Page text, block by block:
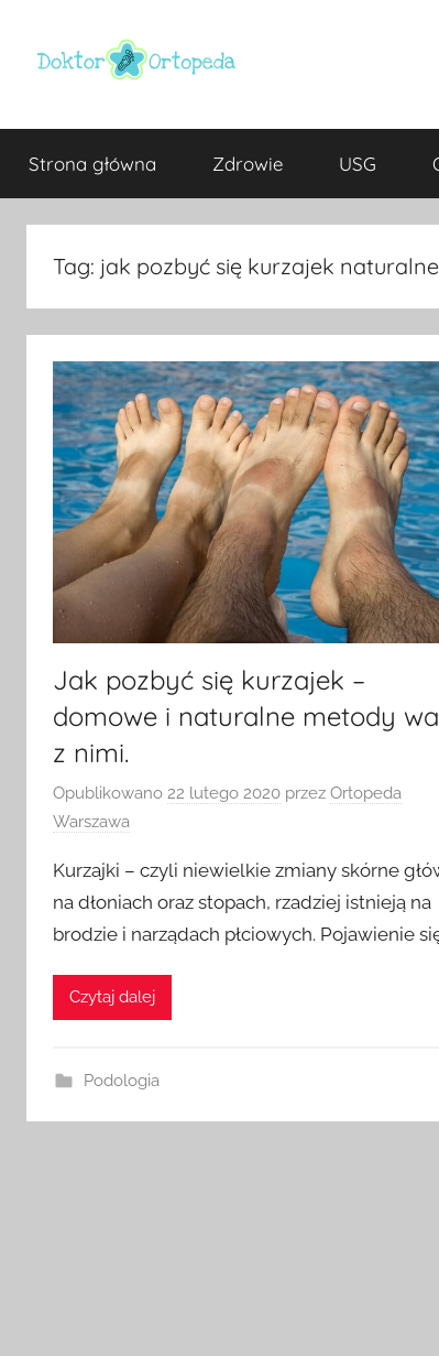
Doktor
ortopeda
Warszawa
Warszawa,
usg
dietetyk
Strona główna Zdrowie USG
Tag: jak pozbyć się kurzajek
Jak pozbyć się kurzajek –
domowe i naturalne metody
z nimi.
Opublikowano 22 lutego 2020 przez Ortopeda
Warszawa
Kurzajki – czyli niewielkie zmiany skórne
na dłoniach oraz stopach, rzadziej istnieją na
brodzie i narządach płciowych. Pojawienie
Czytaj dalej
Podologia